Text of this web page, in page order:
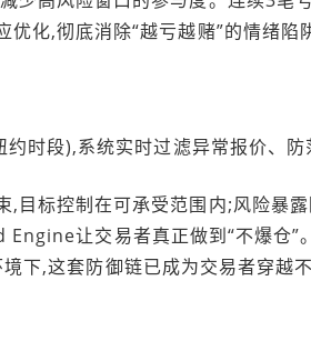
化,彻底消除“越亏越赌”的情绪陷
时段),系统实时过滤异常报价、防
,目标控制在可承受范围内;风险暴
让交易者真正做到“不爆仓”
下,这套防御链已成为交易者穿越不